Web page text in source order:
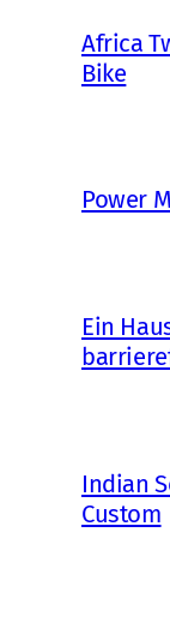
Africa
Bike
Power
Ein
Indian
Custom